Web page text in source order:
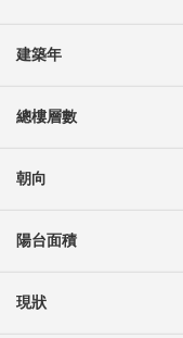
建築年
總樓層數
朝向
陽台面積
現狀